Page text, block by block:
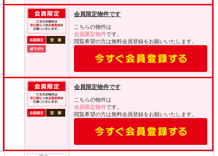
会員限定物件です
こちらの物件は
会員限定物件です。
閲覧希望の方は無料会員登録をお願いいたします。
会員限定物件です
こちらの物件は
会員限定物件です。
閲覧希望の方は無料会員登録をお願いいたします。